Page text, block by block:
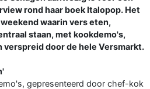
rond haar boek Italopop. Het
waarin vers eten,
staan, met kookdemo's,
door de hele Versmarkt.
gepresenteerd door chef-kok